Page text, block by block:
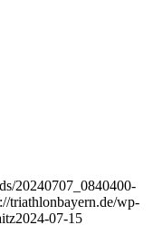
20240707_0840400-
triathlonbayern.de/wp-
2024-07-15